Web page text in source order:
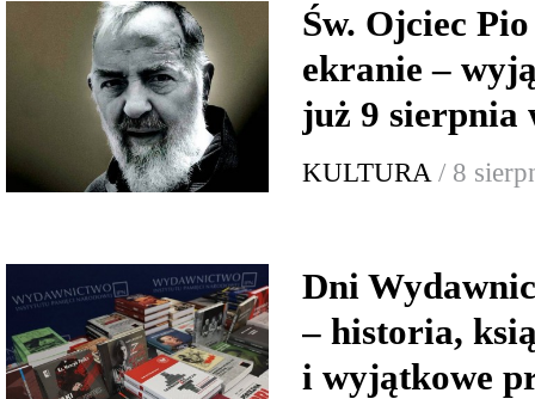
Św. Ojciec
ekranie –
już 9 sierpnia
KULTURA / 8
Dni
– historia,
i wyjątkowe